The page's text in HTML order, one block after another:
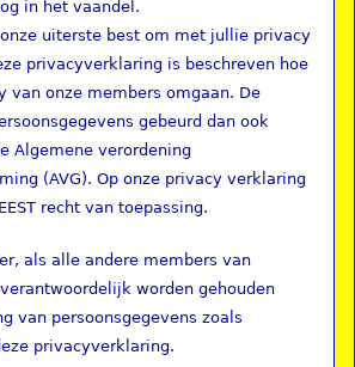
in het vaandel.
uiterste best om met jullie privacy
privacyverklaring is beschreven hoe
van onze members omgaan. De
gebeurd dan ook
Algemene verordening
(AVG). Op onze privacy verklaring
recht van toepassing.
als alle andere members van
verantwoordelijk worden gehouden
van persoonsgegevens zoals
privacyverklaring.